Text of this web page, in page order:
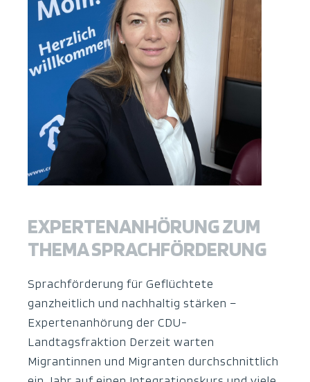
EXPERTENANHÖRUNG ZUM
THEMA SPRACHFÖRDERUNG
Sprachförderung für Geflüchtete
ganzheitlich und nachhaltig stärken –
Expertenanhörung der CDU-
Landtagsfraktion Derzeit warten
Migrantinnen und Migranten durchschnittlich